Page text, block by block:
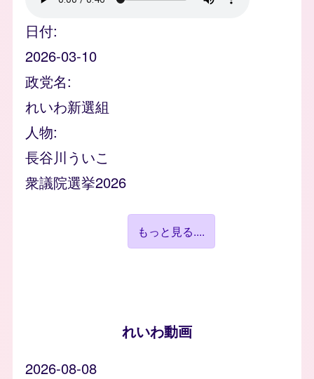
日付
2026-03-10
政党名
れいわ新選組
人物
長谷川ういこ
衆議院選挙2026
もっと見る....
れいわ動画
2026-08-08